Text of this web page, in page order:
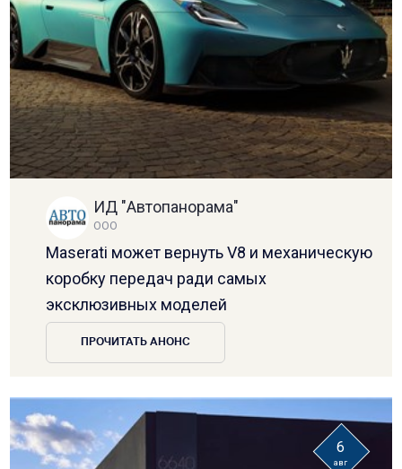
ИД "Автопанорама"
ООО
Maserati может вернуть V8 и механическую
коробку передач ради самых
эксклюзивных моделей
ПРОЧИТАТЬ АНОНС
6
авг